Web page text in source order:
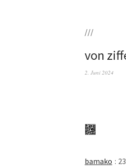
///
von
2. Juni 2024
bamako :